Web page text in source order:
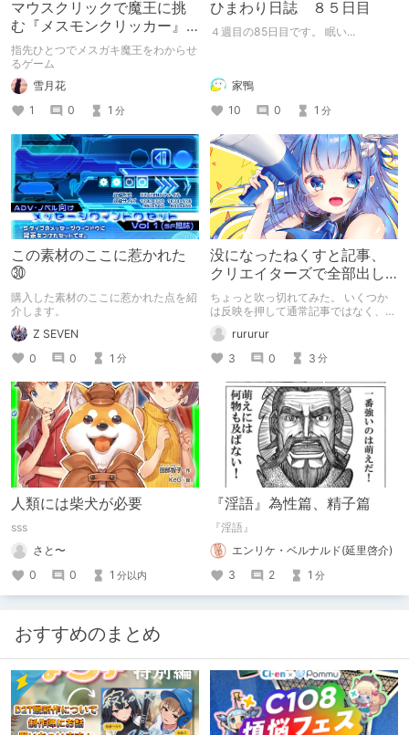
マウスクリックで魔王に挑
む『メスモンクリッカー』
体験版プレイしてみた
指先ひとつでメスガキ魔王をわからせ
るゲーム
雪月花
1
0 1 分
ひまわり日誌 ８５日目
４週目の85日目です。 眠い...
家鴨
10
0 1 分
この素材のここに惹かれた
㉚
購入した素材のここに惹かれた点を紹
介します。
Z SEVEN
0
0 1 分
没になったねくすと記事、
クリエイターズで全部出し
てみます。
ちょっと吹っ切れてみた。 いくつか
は反映を押して通常記事ではなく、ク
リエイター記事として出してみようか
なと。rururur
3
0 3 分
人類には柴犬が必要
sss
さと〜
0
0 1 分以内
『淫語』為性篇、精子篇
『淫語』
エンリケ・ベルナルド(延里啓介)
3
2 1 分
おすすめのまとめ